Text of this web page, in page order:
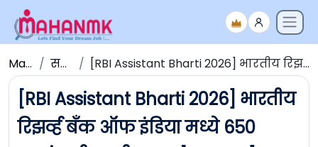
Maha NMK सर्व जाहिराती [RBI Assistant Bharti 2026] भारतीय रिझर्व्ह बँक ऑफ इंडिया मध्ये 650 जागांसाठी भरती 2026 [मुदतवाढ]
[RBI Assistant Bharti 2026] भारतीय
रिझर्व्ह बँक ऑफ इंडिया मध्ये 650